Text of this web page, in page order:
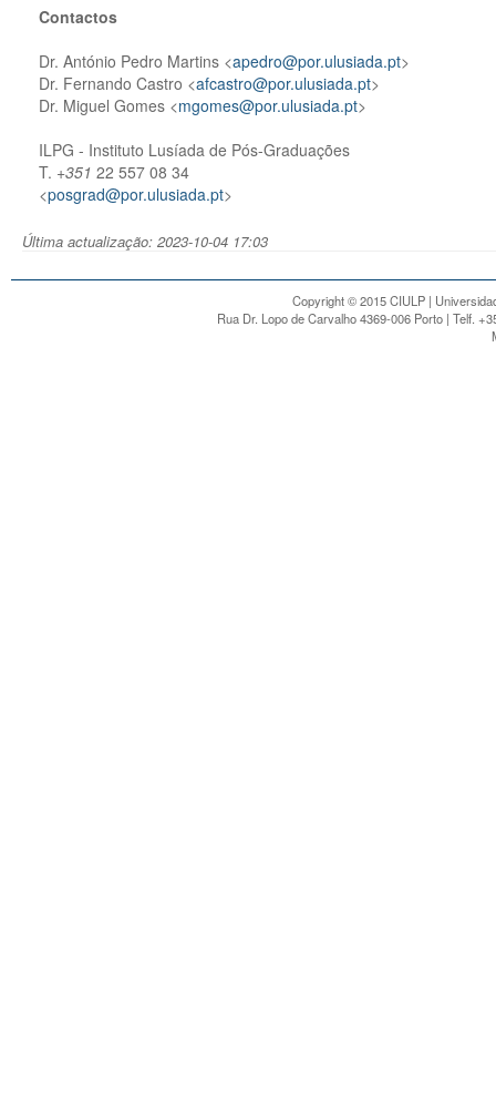
Contactos
Dr. António Pedro Martins <apedro@por.ulusiada.pt>
Dr. Fernando Castro <afcastro@por.ulusiada.pt>
Dr. Miguel Gomes <mgomes@por.ulusiada.pt>
ILPG - Instituto Lusíada de Pós-Graduações
T. +351 22 557 08 34
<posgrad@por.ulusiada.pt>
Última actualização: 2023-10-04 17:03
Copyright © 2015 CIULP |
Rua Dr. Lopo de Carvalho 4369-006 Porto | Telf.